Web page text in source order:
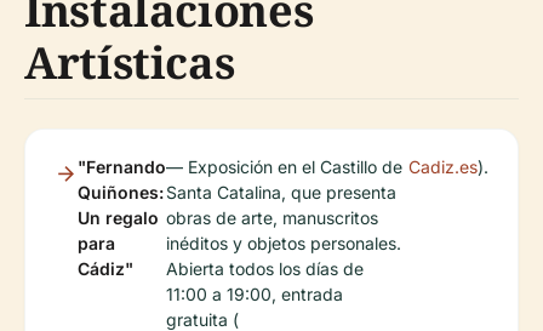
Artísticas
"Fernando
Quiñones:
Un regalo
para
Cádiz"
— Exposición en el Castillo de
Santa Catalina, que presenta
obras de arte, manuscritos
inéditos y objetos personales.
Abierta todos los días de
11:00 a 19:00, entrada
gratuita (
Cadiz.es).